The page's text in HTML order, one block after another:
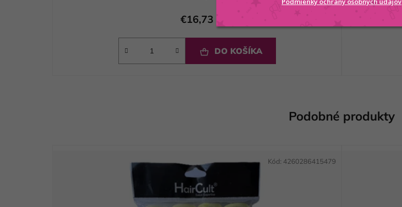
€16,73
DO KOŠÍKA
Podobné produkty
Kód: 4260286415479